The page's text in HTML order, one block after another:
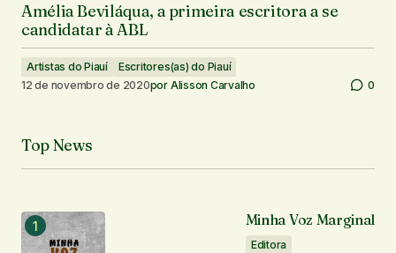
Amélia Beviláqua, a primeira escritora a se
candidatar à ABL
Artistas do Piauí
Escritores(as) do Piauí
12 de novembro de 2020por Alisson Carvalho 0
Top News
Minha Voz Marginal
Editora